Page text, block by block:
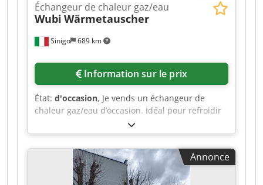
Sinigo 689 km
Échangeur de chaleur gaz/eau
Wubi Wärmetauscher
Information sur le prix
État: d'occasion, Je vends un échangeur de
chaleur gaz/eau d’occasion. Idéal pour refroidir
le gaz de bois ou d’autres gaz. Entièrement en
acier inoxydable. Crodpszlhfcsfx Aguof
Annonce